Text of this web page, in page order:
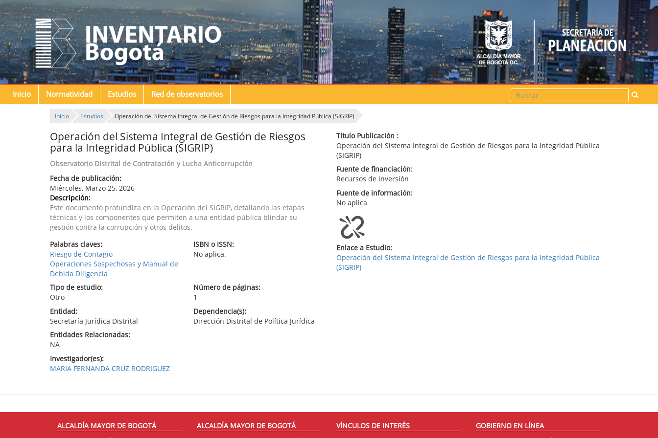
Inicio Normatividad Estudios Red de observatorios
Buscar
Inicio Estudios Operación del Sistema Integral de Gestión de Riesgos para la Integridad Pública (SIGRIP)
Operación del Sistema Integral de Gestión de Riesgos
para la Integridad Pública (SIGRIP)
Observatorio Distrital de Contratación y Lucha Anticorrupción
Fecha de publicación:
Miércoles, Marzo 25, 2026
Descripción:
Este documento profundiza en la Operación del SIGRIP, detallando las etapas
técnicas y los componentes que permiten a una entidad pública blindar su
gestión contra la corrupción y otros delitos.
Palabras claves:
Riesgo de Contagio
Operaciones Sospechosas y Manual de
Debida Diligencia
ISBN o ISSN:
No aplica.
Tipo de estudio:
Otro
Número de páginas:
1
Entidad:
Secretaría Jurídica Distrital
Dependencia(s):
Dirección Distrital de Política Jurídica
Entidades Relacionadas:
NA
Investigador(es):
MARIA FERNANDA CRUZ RODRIGUEZ
Título Publicación :
Operación del Sistema Integral de Gestión de Riesgos para la Integridad Pública
(SIGRIP)
Fuente de financiación:
Recursos de inversión
Fuente de información:
No aplica
Enlace a Estudio:
Operación del Sistema Integral de Gestión de Riesgos para la Integridad Pública
(SIGRIP)
ALCALDÍA MAYOR DE BOGOTÁ ALCALDÍA MAYOR DE BOGOTÁ VÍNCULOS DE INTERÉS GOBIERNO EN LÍNEA